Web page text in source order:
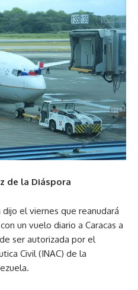
de la Diáspora
el viernes que reanudará
un vuelo diario a Caracas a
ser autorizada por el
Civil (INAC) de la